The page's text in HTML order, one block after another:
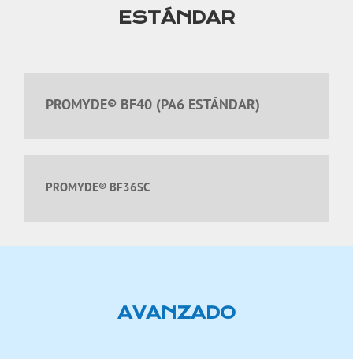
ESTÁNDAR
PROMYDE® BF40 (PA6 ESTÁNDAR)
PROMYDE® BF36SC
AVANZADO